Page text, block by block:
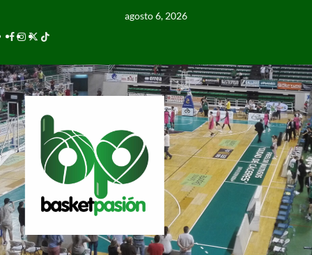
agosto 6, 2026